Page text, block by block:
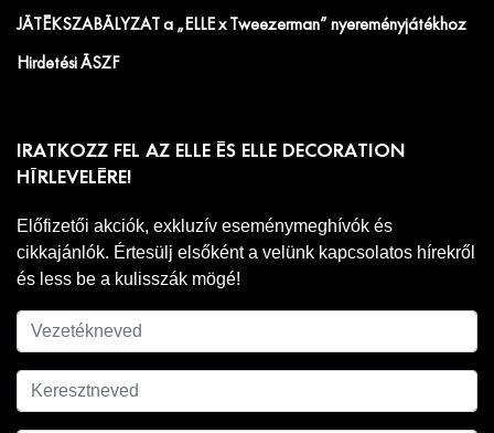
JÁTÉKSZABÁLYZAT a „ELLE x Tweezerman” nyereményjátékhoz
Hirdetési ÁSZF
IRATKOZZ FEL AZ ELLE ÉS ELLE DECORATION
HÍRLEVELÉRE!
Előfizetői akciók, exkluzív eseménymeghívók és
cikkajánlók. Értesülj elsőként a velünk kapcsolatos hírekről
és less be a kulisszák mögé!